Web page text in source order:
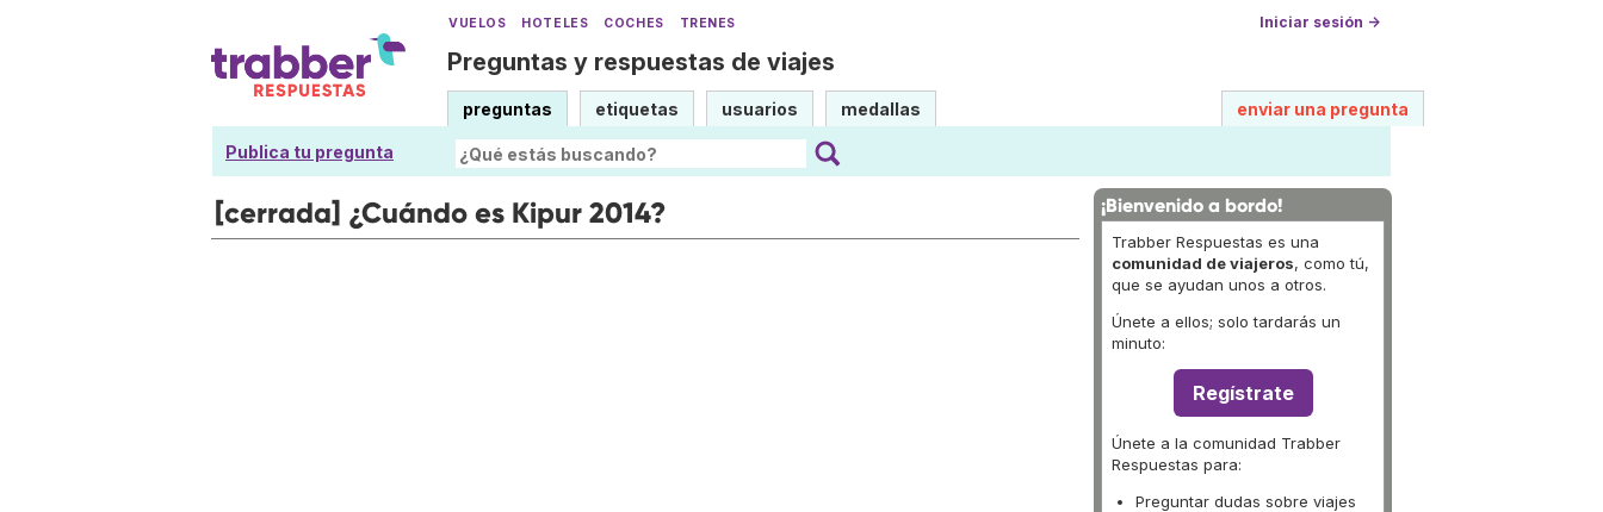
VUELOS HOTELES COCHES TRENES Iniciar sesión →
Preguntas y respuestas de viajes
preguntas etiquetas usuarios medallas enviar una pregunta
Publica tu pregunta
[cerrada] ¿Cuándo es Kipur 2014? ¡Bienvenido a bordo!
Trabber Respuestas es una
comunidad de viajeros, como tú,
que se ayudan unos a otros.
Únete a ellos; solo tardarás un
minuto:
Regístrate
Únete a la comunidad Trabber
Respuestas para:
Preguntar dudas sobre viajes